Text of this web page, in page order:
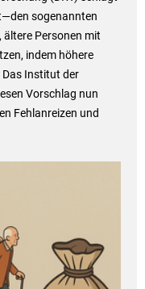
sogenannten
ältere Personen mit
indem höhere
Institut der
Vorschlag nun
Fehlanreizen und